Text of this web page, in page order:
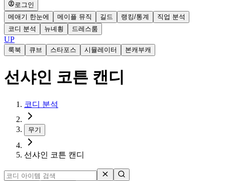
로그인
메애기 한눈에
메이플 뮤직 길드 랭킹/통계
직업 분석
코디 분석
뉴녜힁 드레스룸
UP
룩북 큐브 스타포스 시뮬레이터 본캐부캐
선샤인 코튼 캔디
코디 분석
무기
선샤인 코튼 캔디